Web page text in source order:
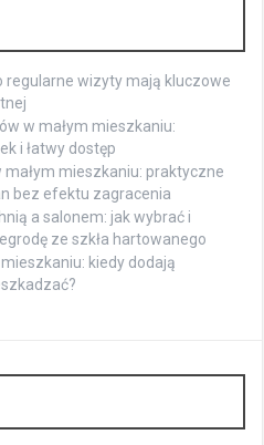
regularne wizyty mają kluczowe
w małym mieszkaniu:
i łatwy dostęp
mieszkaniu: praktyczne
bez efektu zagracenia
a salonem: jak wybrać i
ze szkła hartowanego
kiedy dodają